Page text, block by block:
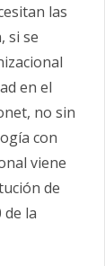
las
si se
en el
no sin
con
viene
de
la